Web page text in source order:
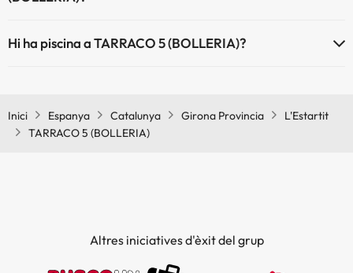
Hi ha piscina a TARRACO 5 (BOLLERIA)?
Piscina a l'aire lliure (temporada d'estiu)
Inici Espanya Catalunya Girona Provincia
L'Estartit
TARRACO 5 (BOLLERIA)
Altres iniciatives d'èxit del grup